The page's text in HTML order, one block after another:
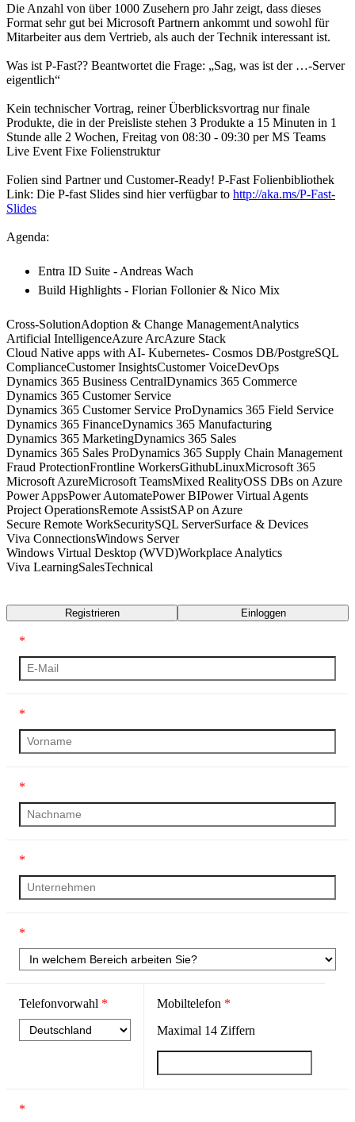
Die Anzahl von über 1000 Zusehern pro Jahr zeigt, dass dieses
Format sehr gut bei Microsoft Partnern ankommt und sowohl für
Mitarbeiter aus dem Vertrieb, als auch der Technik interessant ist.
Was ist P-Fast?? Beantwortet die Frage: „Sag, was ist der …-Server
eigentlich“
Kein technischer Vortrag, reiner Überblicksvortrag nur finale
Produkte, die in der Preisliste stehen 3 Produkte a 15 Minuten in 1
Stunde alle 2 Wochen, Freitag von 08:30 - 09:30 per MS Teams
Live Event Fixe Folienstruktur
Folien sind Partner und Customer-Ready! P-Fast Folienbibliothek
Link: Die P-fast Slides sind hier verfügbar to http://aka.ms/P-Fast-
Slides
Entra ID Suite - Andreas Wach
Build Highlights - Florian Follonier & Nico Mix
Cross-SolutionAdoption & Change ManagementAnalytics
Artificial IntelligenceAzure ArcAzure Stack
Cloud Native apps with AI- Kubernetes- Cosmos DB/PostgreSQL
ComplianceCustomer InsightsCustomer VoiceDevOps
Dynamics 365 Business CentralDynamics 365 Commerce
Dynamics 365 Customer Service
Dynamics 365 Customer Service ProDynamics 365 Field Service
Dynamics 365 FinanceDynamics 365 Manufacturing
Dynamics 365 MarketingDynamics 365 Sales
Dynamics 365 Sales ProDynamics 365 Supply Chain Management
Fraud ProtectionFrontline WorkersGithubLinuxMicrosoft 365
Microsoft AzureMicrosoft TeamsMixed RealityOSS DBs on Azure
Power AppsPower AutomatePower BIPower Virtual Agents
Project OperationsRemote AssistSAP on Azure
Secure Remote WorkSecuritySQL ServerSurface & Devices
Viva ConnectionsWindows Server
Windows Virtual Desktop (WVD)Workplace Analytics
Viva LearningSalesTechnical
Registrieren Einloggen
*
*
*
*
*
Telefonvorwahl * Mobiltelefon *
Maximal 14Ziffern
*